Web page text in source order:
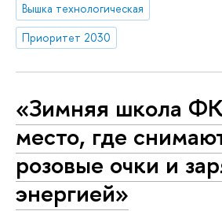
Вышка технологическая
Приоритет 2030
«Зимняя школа
место, где
розовые очки и
энергией»